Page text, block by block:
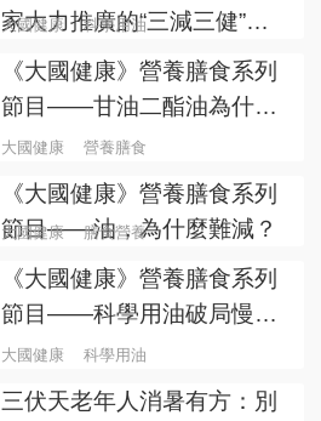
家大力推廣的“三減三健”具
體含義及意義
大國健康 科學用油
《大國健康》營養膳食系列
節目——甘油二酯油為什麼
好？
大國健康 營養膳食
《大國健康》營養膳食系列
節目——油，為什麼難減？
大國健康 膳食營養
《大國健康》營養膳食系列
節目——科學用油破局慢性
病防控
大國健康 科學用油
三伏天老年人消暑有方：別